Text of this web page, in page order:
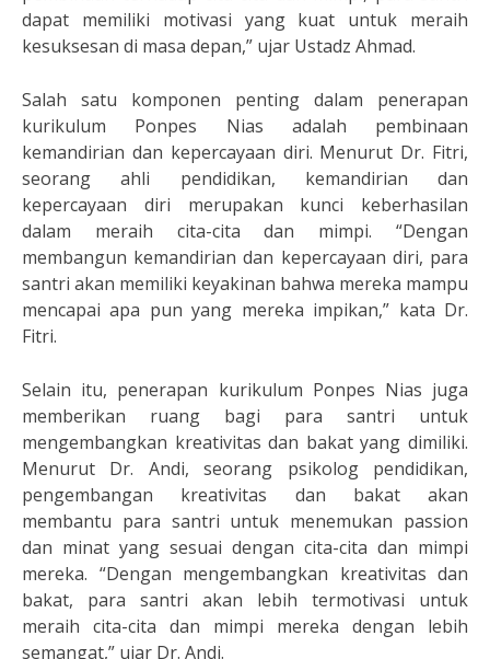
dapat memiliki motivasi yang kuat untuk meraih
kesuksesan di masa depan,” ujar Ustadz Ahmad.
Salah satu komponen penting dalam penerapan
kurikulum Ponpes Nias adalah pembinaan
kemandirian dan kepercayaan diri. Menurut Dr. Fitri,
seorang ahli pendidikan, kemandirian dan
kepercayaan diri merupakan kunci keberhasilan
dalam meraih cita-cita dan mimpi. “Dengan
membangun kemandirian dan kepercayaan diri, para
santri akan memiliki keyakinan bahwa mereka mampu
mencapai apa pun yang mereka impikan,” kata Dr.
Fitri.
Selain itu, penerapan kurikulum Ponpes Nias juga
memberikan ruang bagi para santri untuk
mengembangkan kreativitas dan bakat yang dimiliki.
Menurut Dr. Andi, seorang psikolog pendidikan,
pengembangan kreativitas dan bakat akan
membantu para santri untuk menemukan passion
dan minat yang sesuai dengan cita-cita dan mimpi
mereka. “Dengan mengembangkan kreativitas dan
bakat, para santri akan lebih termotivasi untuk
meraih cita-cita dan mimpi mereka dengan lebih
semangat,” ujar Dr. Andi.